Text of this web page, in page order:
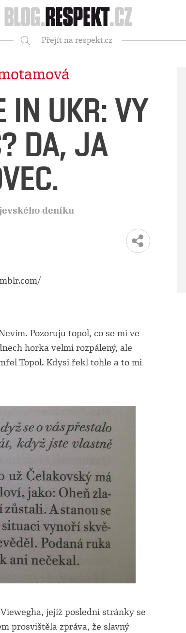
Respekt
Přejít na respekt.cz
IN UKR: VY
DA, JA
deníku
Pozoruju topol, co se mi ve
horka velmi rozpálený, ale
Topol. Kdysi řekl tohle a to mi
jejíž poslední stránky se
prosvištěla zpráva, že slavný